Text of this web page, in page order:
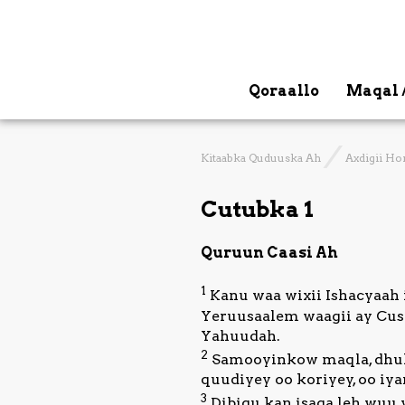
Qoraallo Maqal
Kitaabka Quduuska Ah Axdigii
Cutubka 1
Quruun Caasi Ah
1 Kanu waa wixii
Yeruusaalem waagii ay
Yahuudah.
2 Samooyinkow maqla,
quudiyey oo koriyey, oo
3